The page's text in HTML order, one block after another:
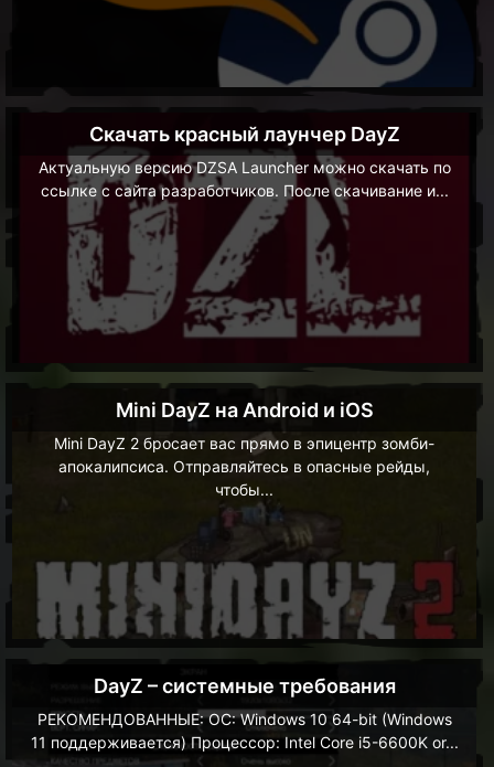
Скачать красный лаунчер DayZ
Актуальную версию DZSA Launcher можно скачать по
ссылке с сайта разработчиков. После скачивание и...
Mini DayZ на Android и iOS
Mini DayZ 2 бросает вас прямо в эпицентр зомби-
апокалипсиса. Отправляйтесь в опасные рейды,
чтобы...
DayZ – системные требования
РЕКОМЕНДОВАННЫЕ: ОС: Windows 10 64-bit (Windows
11 поддерживается) Процессор: Intel Core i5-6600K or...